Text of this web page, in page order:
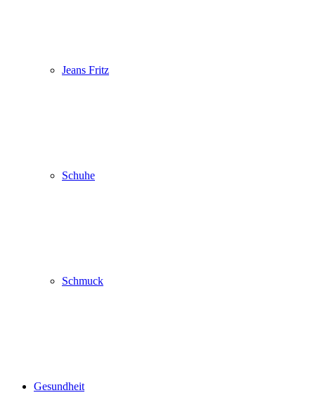
Jeans Fritz
Schuhe
Schmuck
Gesundheit